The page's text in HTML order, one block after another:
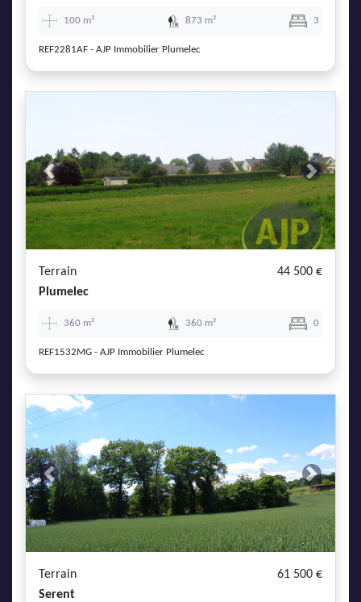
100 m² 873 m² 3
REF2281AF - AJP Immobilier Plumelec
Previous Next
Terrain
44 500 €
Plumelec
360 m² 360 m² 0
REF1532MG - AJP Immobilier Plumelec
Previous Next
Terrain
61 500 €
Serent